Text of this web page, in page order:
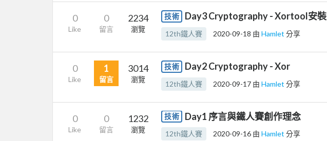
0
Like
0
留言
2234
瀏覽
技術 Day3 Cryptography - Xortool安裝
12th鐵人賽 2020-09-18 由 Hamlet 分享
0
Like
1
留言
3014
瀏覽
技術 Day2 Cryptography - Xor
12th鐵人賽 2020-09-17 由 Hamlet 分享
0
Like
0
留言
1232
瀏覽
技術 Day1 序言與鐵人賽創作理念
12th鐵人賽 2020-09-16 由 Hamlet 分享